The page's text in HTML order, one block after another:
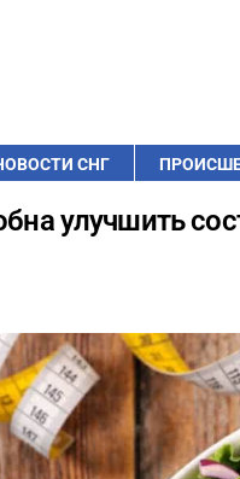
СНГ
улучшить